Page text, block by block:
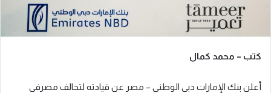
ك
ت
و
ي
كتب – محمد كمال
أعلن بنك الإمارات دبي الوطني – مصر عن قيادته لتحالف مصرفي